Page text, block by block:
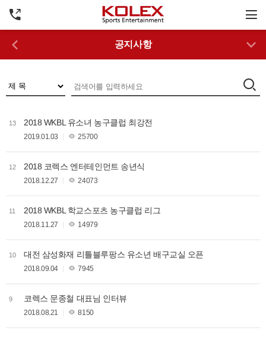
공지사항
13 2018 WKBL 유소녀 농구클럽 최강전
2019.01.03 25700
12 2018 코렉스 엔터테인먼트 송년식
2018.12.27 24073
11 2018 WKBL 학교스포츠 농구클럽 리그
2018.11.27 14979
10 대전 삼성화재 리틀블루팡스 유소년 배구교실 오픈
2018.09.04 7945
9 코렉스 문종철 대표님 인터뷰
2018.08.21 8150